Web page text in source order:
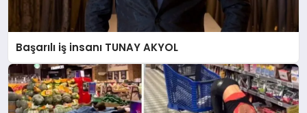
Başarılı iş insanı TUNAY AKYOL